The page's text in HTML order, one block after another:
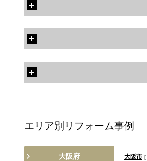
エリア別リフォーム事例
大阪府 大阪市 [